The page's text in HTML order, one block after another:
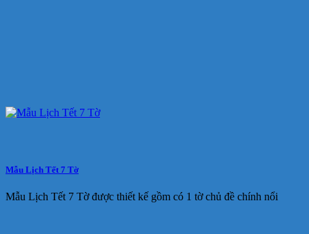
Mẫu Lịch Tết 7 Tờ
Mẫu Lịch Tết 7 Tờ được thiết kế gồm có 1 tờ chủ đề chính nổi